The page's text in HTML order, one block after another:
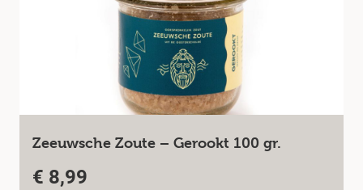
Zeeuwsche Zoute – Gerookt 100 gr.
€ 8,99